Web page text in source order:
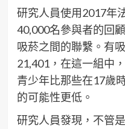
研究⼈員使⽤2017年
40,000名參與者的回
吸菸之間的聯繫。有
21,401，在這⼀組中
青少年比那些在17歲
的可能性更低。
研究⼈員發現，不管